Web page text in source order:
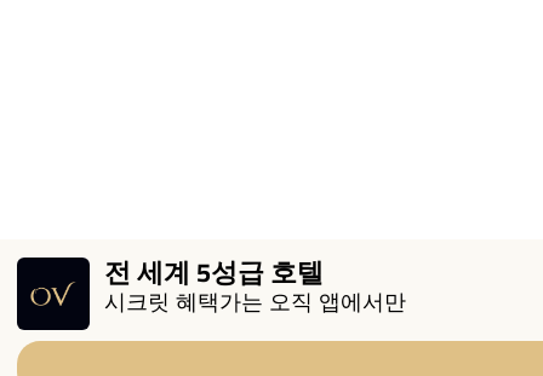
전 세계 5성급 호텔
시크릿 혜택가는 오직 앱에서만